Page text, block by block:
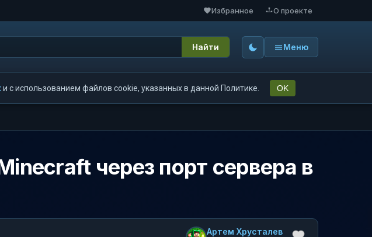
Избранное О проекте
Найти Меню
и с использованием файлов cookie, указанных в данной Политике. OK
через порт сервера в
Артем Хрусталев